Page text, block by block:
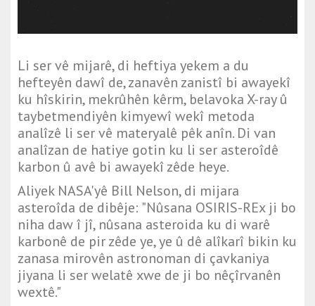
Li ser vê mijarê, di heftiya yekem a du
hefteyên dawî de, zanavên zanistî bi awayekî
ku hîskirin, mekrûhên kêrm, belavoka X-ray û
taybetmendiyên kimyewî wekî metoda
analîzê li ser vê materyalê pêk anîn. Di van
analîzan de hatiye gotin ku li ser asteroîdê
karbon û avê bi awayekî zêde heye.
Aliyek NASA'yê Bill Nelson, di mijara
asteroîda de dibêje: "Nûsana OSIRIS-REx ji bo
niha daw î jî, nûsana asteroida ku di warê
karbonê de pir zêde ye, ye û dê alîkarî bikin ku
zanasa mirovên astronoman di çavkaniya
jiyana li ser welatê xwe de ji bo nêçîrvanên
wextê."